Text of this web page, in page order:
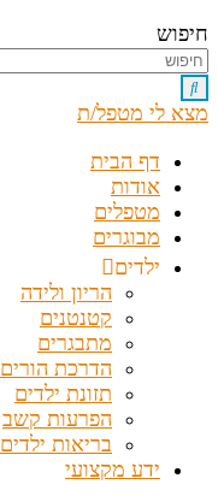
חיפוש
מצא לי מטפל/ת
דף הבית
אודות
מטפלים
מבוגרים
ילדים
הריון ולידה
קטנטנים
מתבגרים
הדרכת הורים
תזונת ילדים
הפרעות קשב
בריאות ילדים
ידע מקצועי